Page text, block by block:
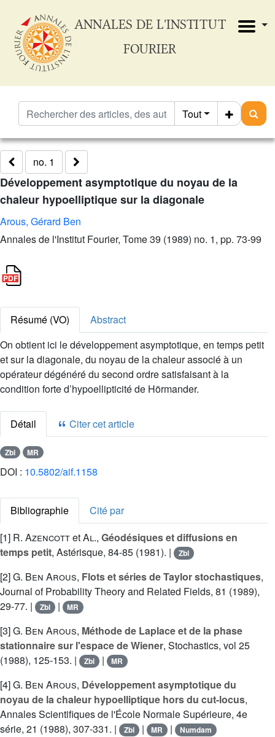
ANNALES DE L'INSTITUT
FOURIER
Tout
no. 1
Développement asymptotique du noyau de la
chaleur hypoelliptique sur la diagonale
Arous, Gérard Ben
Annales de l'Institut Fourier, Tome 39 (1989) no. 1, pp. 73-99
Résumé (VO)
Abstract
On obtient ici le développement asymptotique, en temps petit
et sur la diagonale, du noyau de la chaleur associé à un
opérateur dégénéré du second ordre satisfaisant à la
condition forte d’hypoellipticité de Hörmander.
Détail Citer cet article
Zbl MR
DOI : 10.5802/aif.1158
Bibliographie
Cité par
[1] R. AzencottetAl., Géodésiques et diffusions en
temps petit, Astérisque, 84-85 (1981). | Zbl
[2]G. Ben Arous, Flots et séries de Taylor stochastiques,
Journal of Probability Theory and Related Fields, 81 (1989),
29-77. |
Zbl | MR
[3]G. Ben Arous, Méthode de Laplace et de la phase
stationnaire sur l'espace de Wiener, Stochastics, vol 25
(1988), 125-153. |
Zbl | MR
[4]G. Ben Arous, Développement asymptotique du
noyau de la chaleur hypoelliptique hors du cut-locus,
Annales Scientifiques de l'École Normale Supérieure, 4e
série, 21 (1988), 307-331. |
Zbl | MR | Numdam